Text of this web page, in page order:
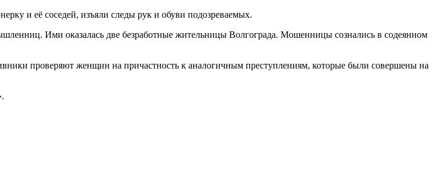
и её соседей, изъяли следы рук и обуви подозреваемых.
Ими оказалась две безработные жительницы Волгограда. Мошенницы сознались в содеянном
проверяют женщин на причастность к аналогичным преступлениям, которые были совершены на